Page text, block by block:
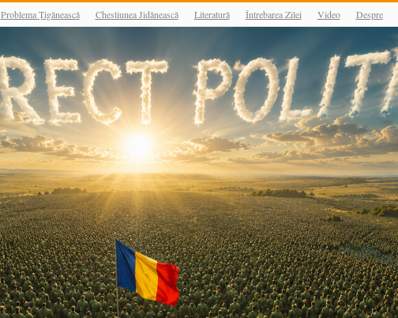
Problema Țigănească Chestiunea Jidănească Literatură Întrebarea Zilei Video Despre